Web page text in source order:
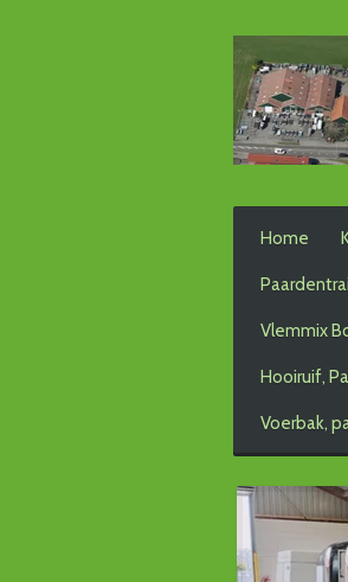
Home
Vlemmix
Hooiruif,
Voerbak,